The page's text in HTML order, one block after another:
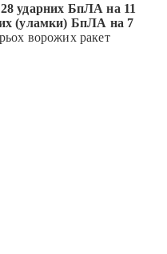
ударних БпЛА на 11
(уламки) БпЛА на 7
ворожих ракет